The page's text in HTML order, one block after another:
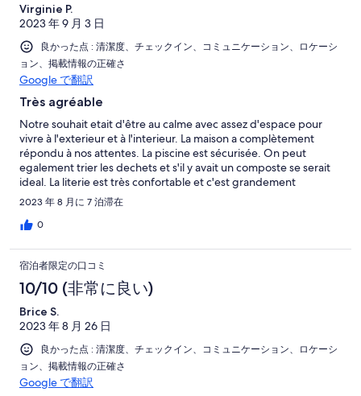
Virginie P.
2023 年 9 月 3 日
良かった点 : 清潔度、チェックイン、コミュニケーション、ロケーシ
ョン、掲載情報の正確さ
Google で翻訳
Très agréable
Notre souhait etait d'être au calme avec assez d'espace pour
vivre à l'exterieur et à l'interieur. La maison a complètement
répondu à nos attentes. La piscine est sécurisée. On peut
egalement trier les dechets et s'il y avait un composte se serait
ideal. La literie est très confortable et c'est grandement
appreciable. L'equipement permet d'accueillir les grandes
familles. Pour finir, notre hote s'est toujours rendu disponible
dès que necessaire. Nous recommandons cette maison.
2023 年 8 月に 7 泊滞在
0
宿泊者限定の口コミ
10/10 (非常に良い)
Brice S.
2023 年 8 月 26 日
良かった点 : 清潔度、チェックイン、コミュニケーション、ロケーシ
ョン、掲載情報の正確さ
Google で翻訳